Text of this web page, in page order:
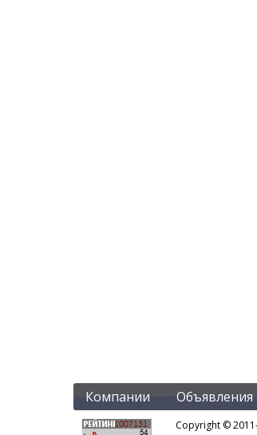
Компании Объявления
Copyright ©